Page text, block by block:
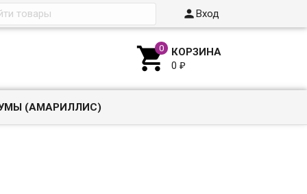
Вход
 КОРЗИНА
0₽
(АМАРИЛЛИС)